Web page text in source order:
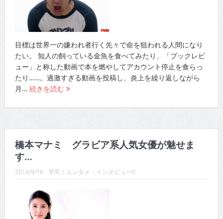
目標は世界一の嫌われ者行く先々で命を狙われる人間になり
たい。 知人の飼っている金魚を食べてみたり、「ブックレビ
ュー」と称した動画で本を燃やしてアカウント停止を食らっ
たり……。過激すぎる動画を投稿し、炎上を繰り返しながら
月… 続きを読む
橋本マナミ グラビア系人気女優が魅せま
す…
2014/9/16 早耳！エンタメ・インタビュー!!